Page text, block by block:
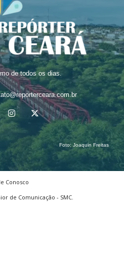
de todos os dias.
Foto: Joaquin Freitas
Conosco
de Comunicação - SMC.